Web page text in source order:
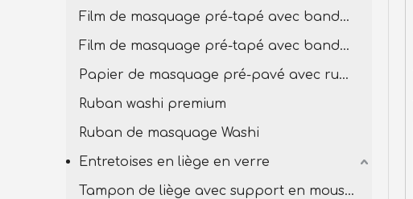
Film de masquage pré-tapé avec bande de lavage premium
Film de masquage pré-tapé avec bande Washi
Papier de masquage pré-pavé avec ruban de lavage
Ruban washi premium
Ruban de masquage Washi
Entretoises en liège en verre
Tampon de liège avec support en mousse en PVC